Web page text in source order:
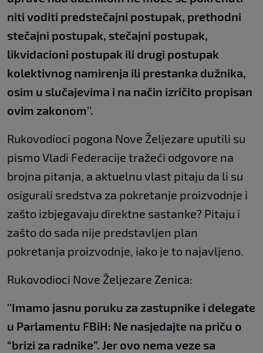
niti voditi predstečajni postupak, prethodni
stečajni postupak, stečajni postupak,
likvidacioni postupak ili drugi postupak
kolektivnog namirenja ili prestanka dužnika,
osim u slučajevima i na način izričito propisan
ovim zakonom''.
Rukovodioci pogona Nove Željezare uputili su
pismo Vladi Federacije tražeći odgovore na
brojna pitanja, a aktuelnu vlast pitaju da li su
osigurali sredstva za pokretanje proizvodnje i
zašto izbjegavaju direktne sastanke? Pitaju i
zašto do sada nije predstavljen plan
pokretanja proizvodnje, iako je to najavljeno.
Rukovodioci Nove Željezare Zenica:
''Imamo jasnu poruku za zastupnike i delegate
u Parlamentu FBiH: Ne nasjedajte na priču o
“brizi za radnike”. Jer ovo nema veze sa